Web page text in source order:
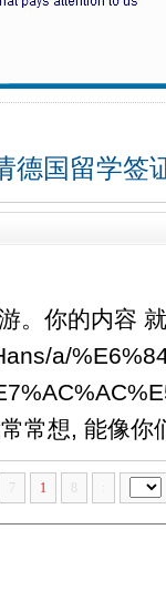
德国留学签
。你的内容
a/
常想, 能像你
7 1 :